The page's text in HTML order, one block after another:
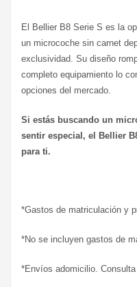
El Bellier B8 Serie S es la
un microcoche sin carnet
exclusividad. Su diseño
completo equipamiento lo
opciones del mercado.
Si estás buscando un
sentir especial, el Bellier
para ti.
*Gastos de matriculación y
*No se incluyen gastos de
*Envíos adomicilio.